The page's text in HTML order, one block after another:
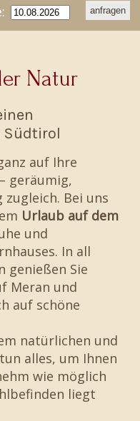
Natur
Südtirol
auf Ihre
geräumig,
Bei uns
Urlaub auf dem
und
In all
genießen Sie
Meran und
auf schöne
natürlichen und
alles, um Ihnen
wie möglich
liegt